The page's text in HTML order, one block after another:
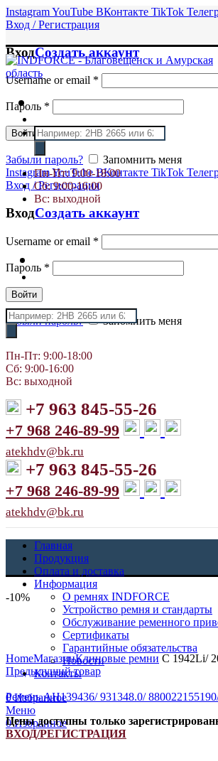
InstagramYouTube ВКонтакте TikTok
Вход / Регистрация
ВходСоздать аккаунт
Username or email *
Пароль *
Войти
Забыли пароль?
Запомнить меня
InstagramYouTube ВКонтакте TikTok
Вход / Регистрация
ВходСоздать аккаунт
Username or email *
Пароль *
Войти
Забыли пароль? Запомнить меня
Поиск
товаров
Пн-Пт: 9:00-18:00
Сб: 9:00-16:00
Вс: выходной
Поиск
товаров
Пн-Пт: 9:00-18:00
Сб: 9:00-16:00
Вс: выходной
+7 963 845-55-26
+7 968 246-89-99
atekhdv@bk.ru
+7 963 845-55-26
+7 968 246-89-99
atekhdv@bk.ru
Главная
Продукция
Оплата и доставка
Информация
О ремнях INDFORCE
Устройство ремня и стандарты
Обслуживание ременного
Сертификаты
Гарантийные обязательства
Новости
Контакты
0Избранное
Меню
0Избранное
-10%
Увеличить
HomeМагазинКлиновые ремни C 1942Li/
Предыдущий товар
Ремень AH139436/ 931348.0/
Цены доступны только
ВХОД/РЕГИСТРАЦИЯ